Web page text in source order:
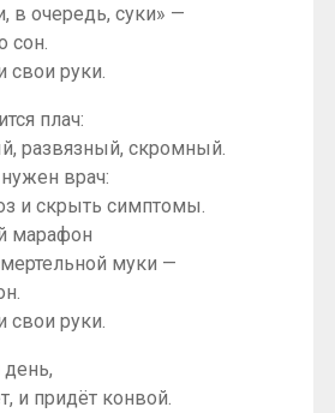
в очередь, суки» —
сон.
свои руки.
плач:
развязный, скромный.
врач:
и скрыть симптомы.
марафон
муки —
свои руки.
и придёт конвой.